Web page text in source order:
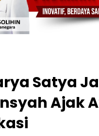
Satya
Ajak